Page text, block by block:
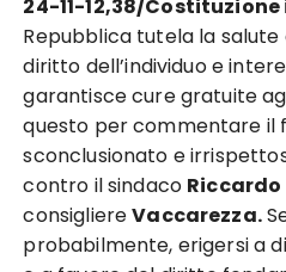
24-11-12,38/
Repubblica tutela la
diritto dell’individuo e
garantisce cure gratuite
questo per commentare il
sconclusionato e
contro il sindaco
consigliereVaccarezza.
probabilmente, erigersi a